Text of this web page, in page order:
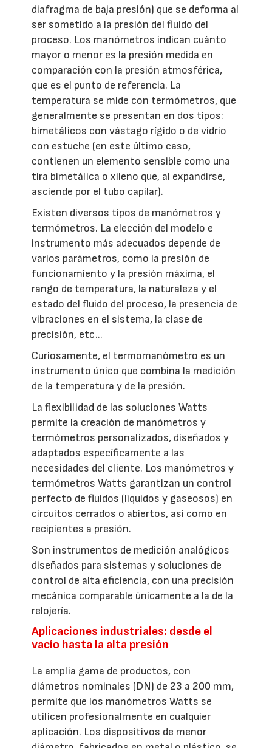
diafragma de baja presión) que se deforma al
ser sometido a la presión del fluido del
proceso. Los manómetros indican cuánto
mayor o menor es la presión medida en
comparación con la presión atmosférica,
que es el punto de referencia. La
temperatura se mide con termómetros, que
generalmente se presentan en dos tipos:
bimetálicos con vástago rígido o de vidrio
con estuche (en este último caso,
contienen un elemento sensible como una
tira bimetálica o xileno que, al expandirse,
asciende por el tubo capilar).
Existen diversos tipos de manómetros y
termómetros. La elección del modelo e
instrumento más adecuados depende de
varios parámetros, como la presión de
funcionamiento y la presión máxima, el
rango de temperatura, la naturaleza y el
estado del fluido del proceso, la presencia de
vibraciones en el sistema, la clase de
precisión, etc...
Curiosamente, el termomanómetro es un
instrumento único que combina la medición
de la temperatura y de la presión.
La flexibilidad de las soluciones Watts
permite la creación de manómetros y
termómetros personalizados, diseñados y
adaptados específicamente a las
necesidades del cliente. Los manómetros y
termómetros Watts garantizan un control
perfecto de fluidos (líquidos y gaseosos) en
circuitos cerrados o abiertos, así como en
recipientes a presión.
Son instrumentos de medición analógicos
diseñados para sistemas y soluciones de
control de alta eficiencia, con una precisión
mecánica comparable únicamente a la de la
relojería.
Aplicaciones industriales: desde el
vacío hasta la alta presión
La amplia gama de productos, con
diámetros nominales (DN) de 23 a 200 mm,
permite que los manómetros Watts se
utilicen profesionalmente en cualquier
aplicación. Los dispositivos de menor